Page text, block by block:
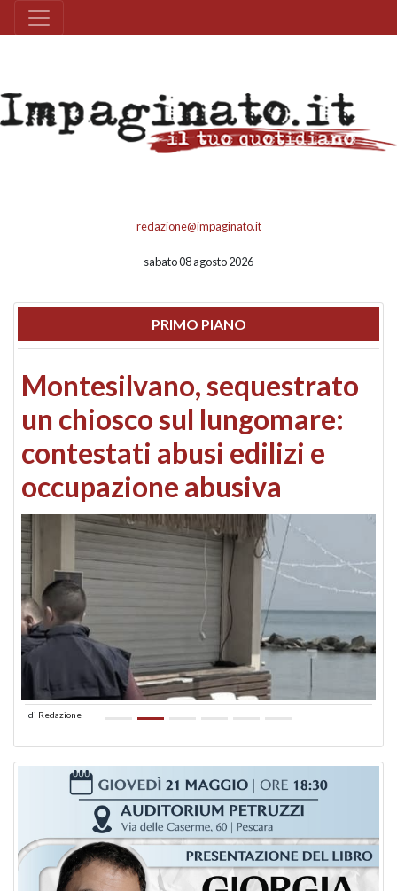
redazione@impaginato.it
sabato 08 agosto 2026
PRIMO PIANO
Montesilvano, sequestrato
un chiosco sul lungomare:
contestati abusi edilizi e
occupazione abusiva
di Redazione